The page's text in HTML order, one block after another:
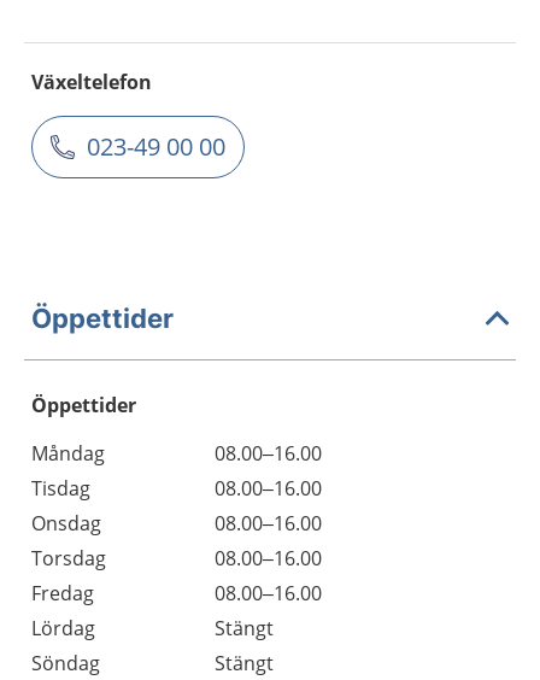
Växeltelefon
023-49 00 00
Öppettider
Öppettider
Dag
Öppettider
Kommentarer
Måndag
08.00–16.00
Tisdag
08.00–16.00
Onsdag
08.00–16.00
Torsdag
08.00–16.00
Fredag
08.00–16.00
Lördag
Stängt
Söndag
Stängt